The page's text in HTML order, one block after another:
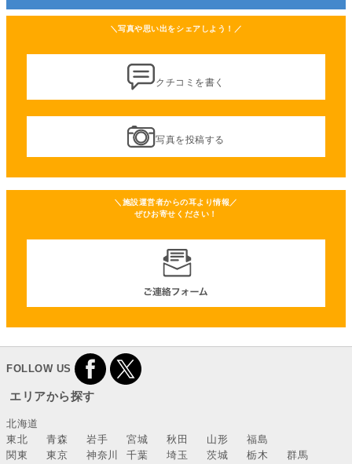
＼写真や思い出をシェアしよう！／
クチコミを書く
写真を投稿する
＼施設運営者からの耳より情報／
ぜひお寄せください！
FOLLOW US
エリアから探す
北海道
東北
青森 岩手 宮城 秋田 山形
福島
関東
東京 神奈川 千葉 埼玉 茨城 栃木
群馬